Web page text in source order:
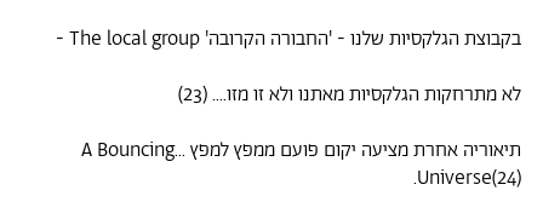
בקבוצת הגלקסיות שלנו - 'החבורה הקרובה' The local group -
לא מתרחקות הגלקסיות מאתנו ולא זו מזו.... (23)
תיאוריה אחרת מציעה יקום פועם ממפץ למפץ ...A Bouncing
Universe(24).